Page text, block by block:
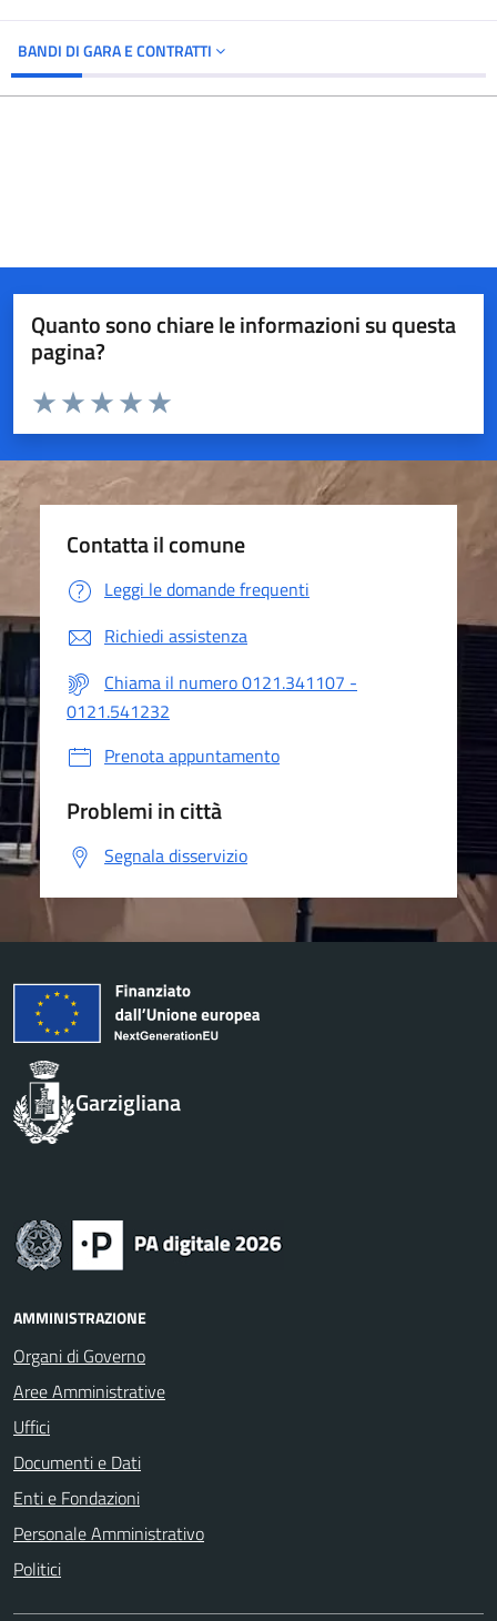
BANDI DI GARA E CONTRATTI
Quanto sono chiare le informazioni su questa
pagina?
Valuta da 1 a 5 stelle la pagina
Valuta 5 stelle su 5
Valuta 4 stelle su 5
Valuta 3 stelle su 5
Valuta 2 stelle su 5
Valuta 1 stelle su 5
Contatta il comune
Leggi le domande frequenti
Richiedi assistenza
Chiama il numero 0121.341107 -
0121.541232
Prenota appuntamento
Problemi in città
Segnala disservizio
Garzigliana
AMMINISTRAZIONE
Organi di Governo
Aree Amministrative
Uffici
Documenti e Dati
Enti e Fondazioni
Personale Amministrativo
Politici